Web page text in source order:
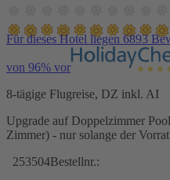
Für dieses Hotel liegen 6893
von 96% vor
8-tägige Flugreise, DZ inkl. AI
Upgrade auf Doppelzimmer
Zimmer) - nur solange der
253504Bestellnr.: